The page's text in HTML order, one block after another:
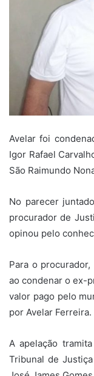
Avelar foi
Igor Rafael
São Raimundo
No parecer
procurador de
opinou pelo
Para o
ao condenar o ex-
valor pago pelo
por Avelar Ferreira.
A apelação
Tribunal de